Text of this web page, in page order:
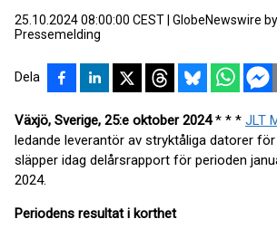
25.10.2024 08:00:00 CEST GlobeNewswire
Pressemelding
Dela
Växjö, Sverige, 25:e oktober2024* * * JLT
ledande leverantör av stryktåliga datorer
släpper idag delårsrapport för perioden
2024.
Periodens resultat i korthet